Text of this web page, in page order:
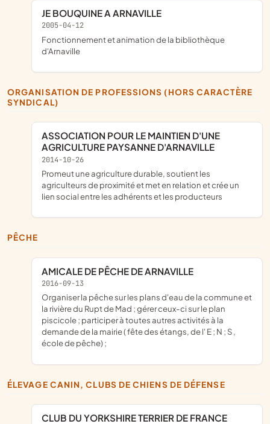
JE BOUQUINE A ARNAVILLE
2005-04-12
Fonctionnement et animation de la bibliothèque
d'Arnaville
ORGANISATION DE PROFESSIONS (HORS CARACTÈRE
SYNDICAL)
ASSOCIATION POUR LE MAINTIEN D'UNE
AGRICULTURE PAYSANNE D'ARNAVILLE
2014-10-26
promeut une agriculture durable, soutient les
agriculteurs de proximité et met en relation et crée un
lien social entre les adhérents et les producteurs
PÊCHE
AMICALE DE PÊCHE DE ARNAVILLE
2016-09-13
organiser la pêche sur les plans d'eau de la commune et
la rivière du Rupt de Mad ; gérer ceux-ci sur le plan
piscicole ; participer à toutes autres activités à la
demande de la mairie ( fête des étangs, de l' E ; N ; S ,
école de pêche) ;
ÉLEVAGE CANIN, CLUBS DE CHIENS DE DÉFENSE
CLUB DU YORKSHIRE TERRIER DE FRANCE